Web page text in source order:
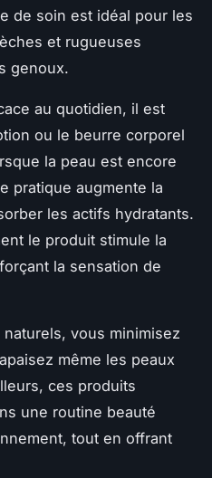
de soin est idéal pour les
et rugueuses
genoux.
au quotidien, il est
ou le beurre corporel
la peau est encore
pratique augmente la
les actifs hydratants.
le produit stimule la
la sensation de
vous minimisez
même les peaux
ces produits
une routine beauté
tout en offrant